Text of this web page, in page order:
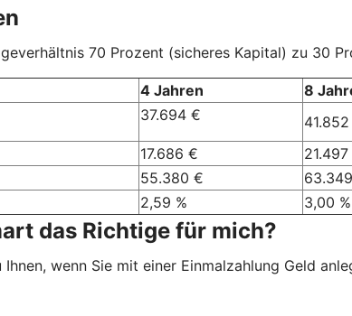
70 Prozent (sicheres Kapital) zu 30
4 Jahren 8
37.694 €
17.686 €
55.380 €
2,59 % 3,00 %
das Richtige für mich?
wenn Sie mit einer Einmalzahlung Geld